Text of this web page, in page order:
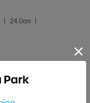
24.0cm